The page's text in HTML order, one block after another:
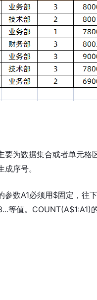
为数据集合或者单元格
序号。
数A1必须用$固定，往
等值。COUNT(A$1:A1)